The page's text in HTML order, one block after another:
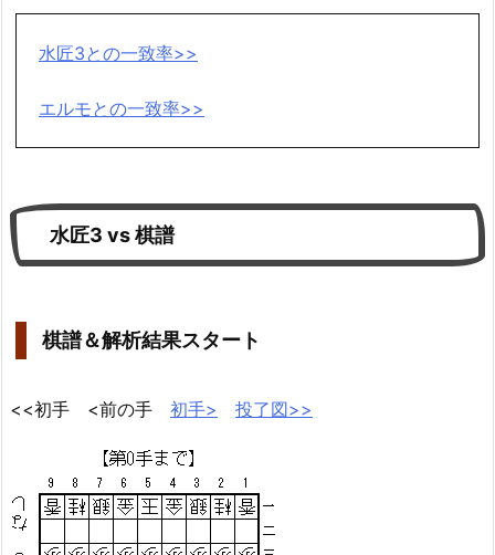
水匠3との一致率>>
エルモとの一致率>>
水匠3 vs 棋譜
棋譜＆解析結果スタート
<<初手 <前の手 初手> 投了図>>